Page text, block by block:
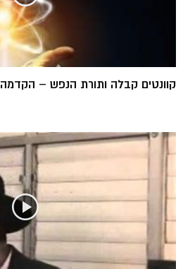
קוונטים קבלה ותורת הנפש – הקדמה